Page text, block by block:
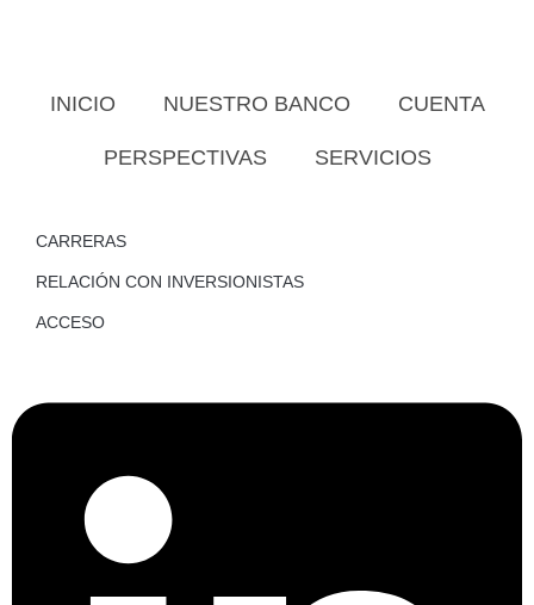
INICIO NUESTRO BANCO CUENTA
PERSPECTIVAS SERVICIOS
CARRERAS
RELACIÓN CON INVERSIONISTAS
ACCESO